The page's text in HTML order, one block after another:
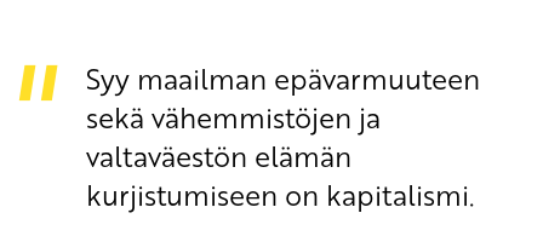
Syy maailman epävarmuuteen
sekä vähemmistöjen ja
valtaväestön elämän
kurjistumiseen on kapitalismi.